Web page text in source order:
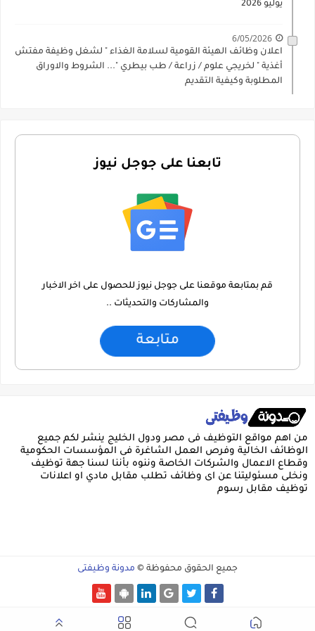
يوليو 2026
6/05/2026
اعلان وظائف الهيئة القومية لسلامة الغذاء " لشغل وظيفة مفتش
أغذية " لخريجي علوم / زراعة / طب بيطري "... الشروط والاوراق
المطلوبة وكيفية التقديم
تابعنا على جوجل نيوز
قم بمتابعة موقعنا على جوجل نيوز للحصول على اخر الاخبار
والمشاركات والتحديثات ..
متابعة
من اهم مواقع التوظيف فى مصر ودول الخليج ينشر لكم جميع
الوظائف الخالية وفرص العمل الشاغرة فى المؤسسات الحكومية
وقطاع الاعمال والشركات الخاصة وننوه بأننا لسنا جهة توظيف
ونخلى مسئوليتنا عن اى وظائف تطلب مقابل مادي او اعلانات
توظيف مقابل رسوم
جميع الحقوق محفوظة © مدونة وظيفتى